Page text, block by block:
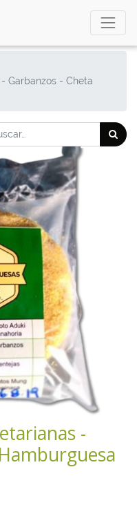
Garbanzos - Cheta
-